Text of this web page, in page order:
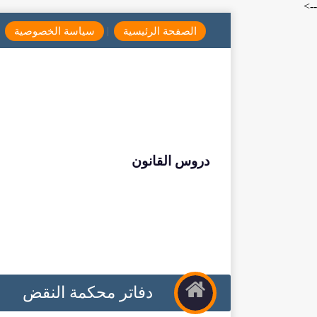
-->
الصفحة الرئيسية سياسة الخصوصية
دروس القانون
دفاتر محكمة النقض